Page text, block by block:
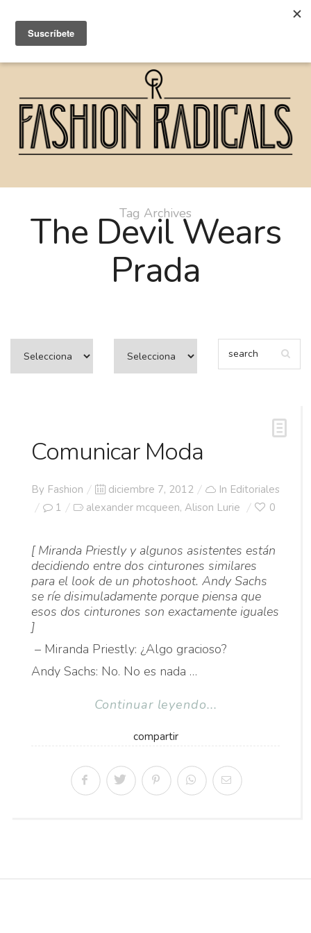
Tag Archives
The Devil Wears
Prada
Comunicar Moda
By Fashion
Posted
on
diciembre 7, 2012 In Editoriales
1
alexander mcqueen, Alison Lurie 0
[ Miranda Priestly y algunos asistentes están
decidiendo entre dos cinturones similares
para el look de un photoshoot. Andy Sachs
se ríe disimuladamente porque piensa que
esos dos cinturones son exactamente iguales
]
– Miranda Priestly: ¿Algo gracioso?
Andy Sachs: No. No es nada …
Continuar leyendo...
compartir